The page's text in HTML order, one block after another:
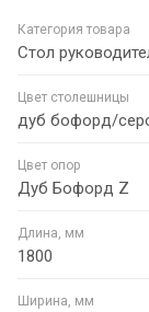
Категория товара
Стол
Цвет столешницы
дуб бофорд/
Цвет опор
Дуб Бофорд Z
Длина, мм
1800
Ширина, мм